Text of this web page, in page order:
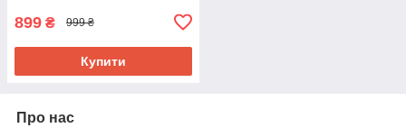
899 ₴ 999 ₴
Купити
Про нас